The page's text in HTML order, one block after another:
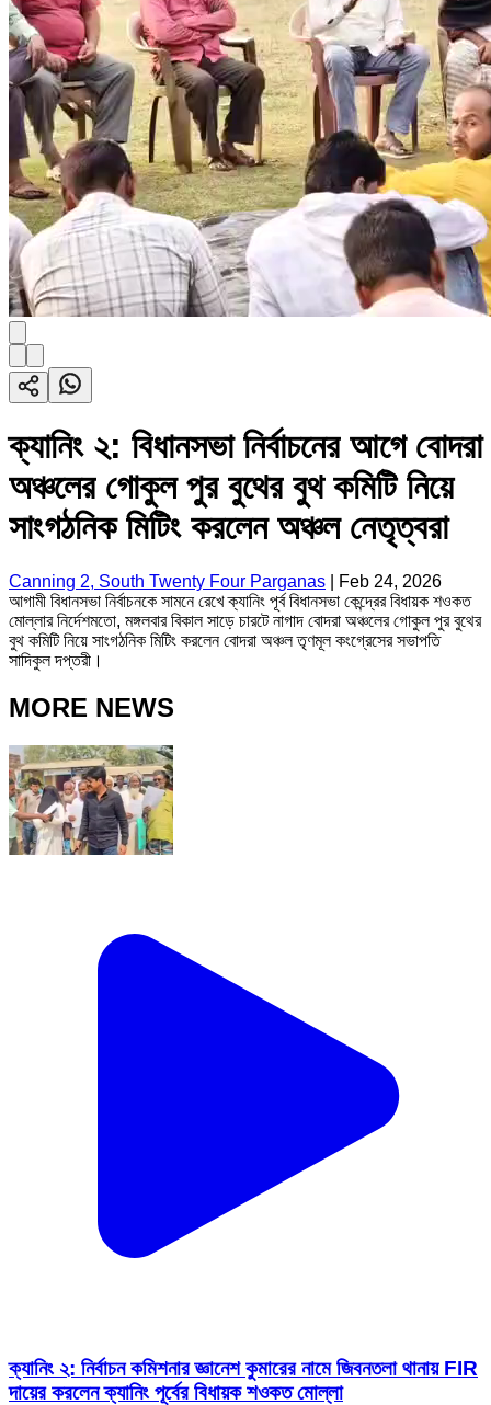
ক্যানিং ২: বিধানসভা নির্বাচনের আগে বোদরা
অঞ্চলের গোকুল পুর বুথের বুথ কমিটি নিয়ে
সাংগঠনিক মিটিং করলেন অঞ্চল নেতৃত্বরা
Canning 2, South Twenty Four Parganas
Feb 24, 2026
আগামী বিধানসভা নির্বাচনকে সামনে রেখে ক্যানিং পূর্ব বিধানসভা কেন্দ্রের বিধায়ক শওকত
মোল্লার নির্দেশমতো, মঙ্গলবার বিকাল সাড়ে চারটে নাগাদ বোদরা অঞ্চলের গোকুল পুর বুথের
বুথ কমিটি নিয়ে সাংগঠনিক মিটিং করলেন বোদরা অঞ্চল তৃণমূল কংগ্রেসের সভাপতি
সাদিকুল দপ্তরী।
MORE NEWS
ক্যানিং ২: নির্বাচন কমিশনার জ্ঞানেশ কুমারের নামে জিবনতলা থানায় FIR
দায়ের করলেন ক্যানিং পূর্বের বিধায়ক শওকত মোল্লা